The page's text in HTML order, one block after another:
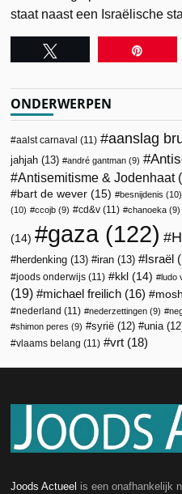
staat naast een Israëlische
ONDERWERPEN
aalst carnaval (11) aanslag
jahjah (13) andré gantman (9)
Antisemitisme & Jodenhaat
bart de wever (15) besnijdenis (10)
(10)
ccojb (9) cd&v (11) chanoeka (9)
(14) gaza (122)
herdenking (13) iran (13) Israël
joods onderwijs (11) kkl (14) ludo
(19)
michael freilich (16)
nederland (11) nederzettingen (9)
shimon peres (9) syrië (12) unia
vlaams belang (11) vrt (18)
Joods Actueel is een onafhankelijk